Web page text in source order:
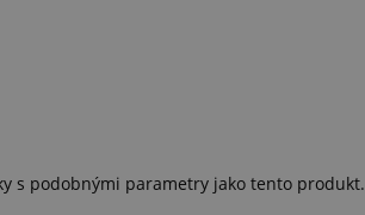
s podobnými parametry jako tento produkt.